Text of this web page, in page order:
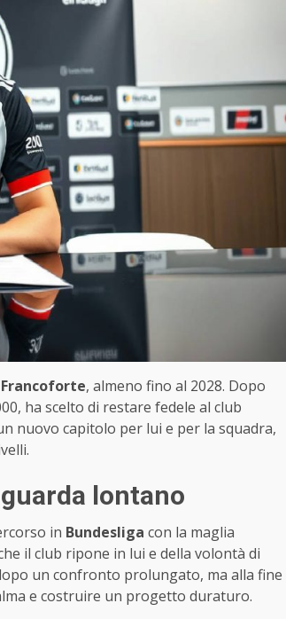
, almeno fino al 2028. Dopo
ha scelto di restare fedele al club
nuovo capitolo per lui e per la squadra,
lontano
in Bundesliga con la maglia
il club ripone in lui e della volontà di
un confronto prolungato, ma alla fine
e costruire un progetto duraturo.